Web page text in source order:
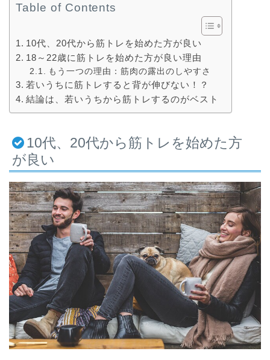
Table of Contents
10代、20代から筋トレを始めた方が良い
18～22歳に筋トレを始めた方が良い理由
もう一つの理由：筋肉の露出のしやすさ
若いうちに筋トレすると背が伸びない！？
結論は、若いうちから筋トレするのがベスト
10代、20代から筋トレを始めた方
が良い